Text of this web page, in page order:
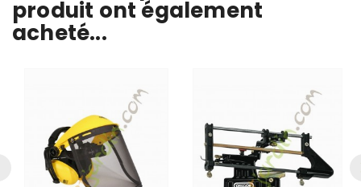
produit ont également
acheté...